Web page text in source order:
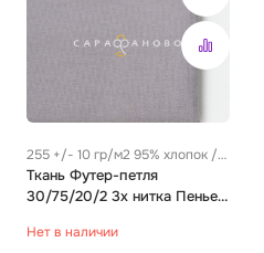
255 +/- 10 гр/м2 95% хлопок /
5% эластан
Ткань Футер-петля
30/75/20/2 3х нитка Пенье
Нет в наличии